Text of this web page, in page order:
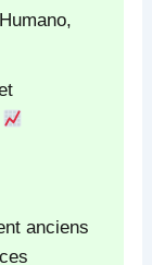
anciens